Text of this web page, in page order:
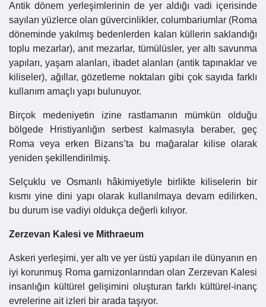
Antik dönem yerleşimlerinin de yer aldığı vadi içerisinde
sayıları yüzlerce olan güvercinlikler, columbariumlar (Roma
döneminde yakılmış bedenlerden kalan küllerin saklandığı
toplu mezarlar), anıt mezarlar, tümülüsler, yer altı savunma
yapıları, yaşam alanları, ibadet alanları (antik tapınaklar ve
kiliseler), ağıllar, gözetleme noktaları gibi çok sayıda farklı
kullanım amaçlı yapı bulunuyor.
Birçok medeniyetin izine rastlamanın mümkün olduğu
bölgede Hristiyanlığın serbest kalmasıyla beraber, geç
Roma veya erken Bizans’ta bu mağaralar kilise olarak
yeniden şekillendirilmiş.
Selçuklu ve Osmanlı hâkimiyetiyle birlikte kiliselerin bir
kısmı yine dini yapı olarak kullanılmaya devam edilirken,
bu durum ise vadiyi oldukça değerli kılıyor.
Zerzevan Kalesi ve Mithraeum
Askeri yerleşimi, yer altı ve yer üstü yapıları ile dünyanın en
iyi korunmuş Roma garnizonlarından olan Zerzevan Kalesi
insanlığın kültürel gelişimini oluşturan farklı kültürel-inanç
evrelerine ait izleri bir arada taşıyor.